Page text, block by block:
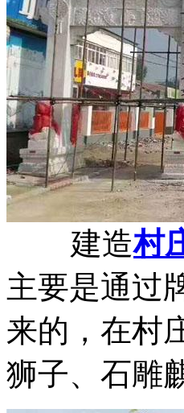
建造村
主要是通过
来的，在村
狮子、石雕